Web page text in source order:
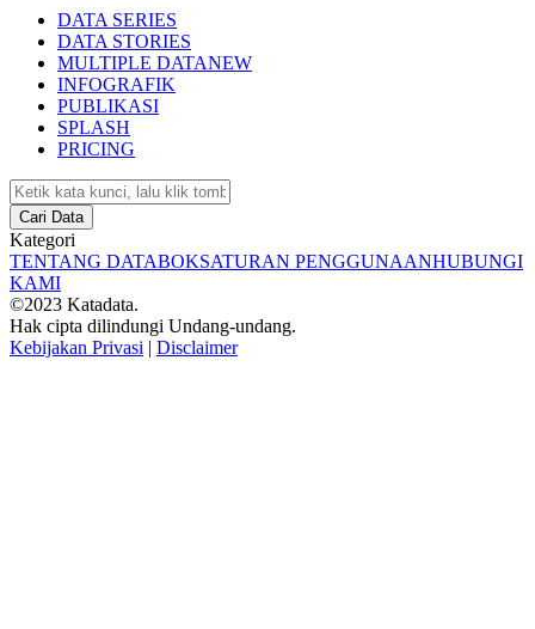
DATA SERIES
DATA STORIES
MULTIPLE DATANEW
INFOGRAFIK
PUBLIKASI
SPLASH
PRICING
Cari Data
Kategori
TENTANG DATABOKSATURAN PENGGUNAANHUBUNGI
KAMI
©2023 Katadata.
Hak cipta dilindungi Undang-undang.
Kebijakan Privasi | Disclaimer